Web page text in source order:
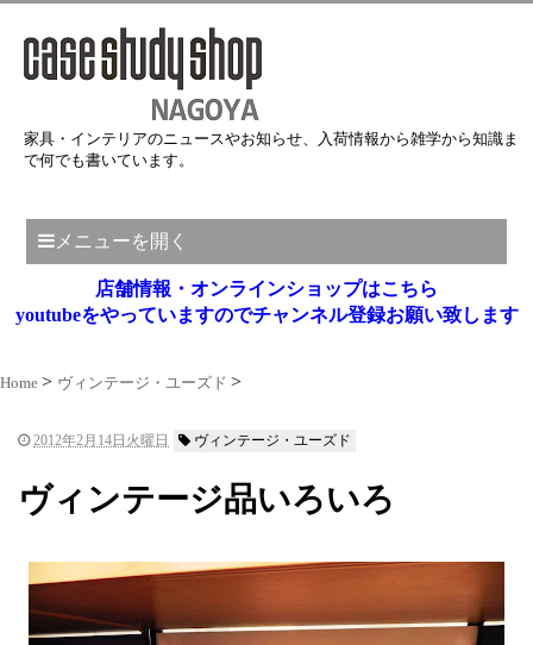
家具・インテリアのニュースやお知らせ、入荷情報から雑学から知識ま
で何でも書いています。
メニューを開く
店舗情報・オンラインショップはこちら
youtubeをやっていますのでチャンネル登録お願い致します
Home ヴィンテージ・ユーズド
2012年2月14日火曜日 ヴィンテージ・ユーズド
ヴィンテージ品いろいろ